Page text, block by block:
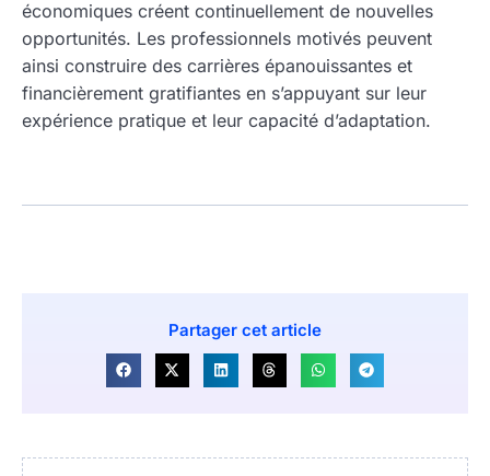
économiques créent continuellement de nouvelles
opportunités. Les professionnels motivés peuvent
ainsi construire des carrières épanouissantes et
financièrement gratifiantes en s’appuyant sur leur
expérience pratique et leur capacité d’adaptation.
Partager cet article